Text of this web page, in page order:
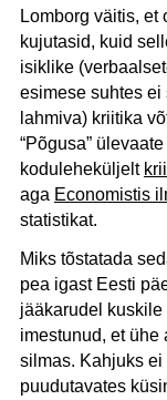
Lomborg väitis, et
kujutasid, kuid
isiklike
esimese suhtes
lahmiva) kriitika
“Põgusa”
koduleheküljelt
aga Economistis
statistikat.
Miks tõstatada
pea igast Eesti
jääkarudel
imestunud, et
silmas. Kahjuks
puudutavates